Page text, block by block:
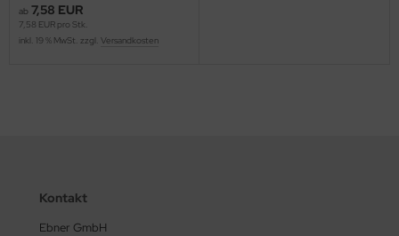
ab 7,58 EUR
7,58 EUR pro Stk.
inkl. 19 % MwSt. zzgl. Versandkosten
Kontakt
Ebner GmbH